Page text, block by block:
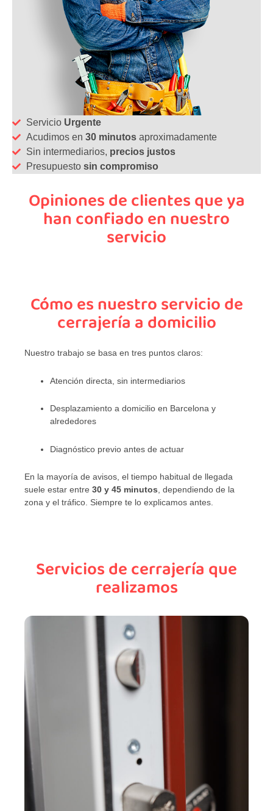
Servicio Urgente
Acudimos en 30 minutosaproximadamente
Sin intermediarios, precios justos
Presupuesto sin compromiso
Opiniones de clientes que ya
han confiado en nuestro
servicio
Cómo es nuestro servicio de
cerrajería a domicilio
Nuestro trabajo se basa en tres puntos claros:
Atención directa, sin intermediarios
Desplazamiento a domicilio en Barcelona y
alrededores
Diagnóstico previo antes de actuar
En la mayoría de avisos, el tiempo habitual de llegada
suele estar entre 30 y 45 minutos, dependiendo de la
zona y el tráfico. Siempre te lo explicamos antes.
Servicios de cerrajería que
realizamos